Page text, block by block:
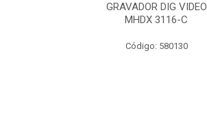
GRAVADOR DIG VIDEO
MHDX 3116-C
Código: 580130